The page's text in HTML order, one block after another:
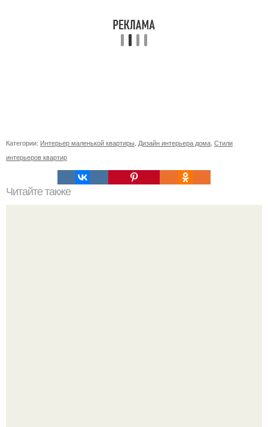
Категории: Интерьер маленькой квартиры, Дизайн интерьера дома, Стили
интерьеров квартир
Читайте также